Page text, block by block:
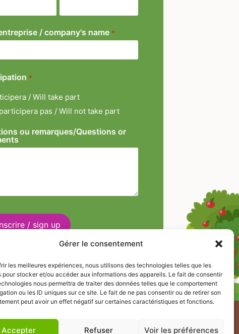
Gérer le consentement
les meilleures expériences, nous utilisons des technologies telles que les
pour stocker et/ou accéder aux informations des appareils. Le fait de consentir
nous permettra de traiter des données telles que le comportement
ou les ID uniques sur ce site. Le fait de ne pas consentir ou de retirer son
peut avoir un effet négatif sur certaines caractéristiques et fonctions.
Accepter Refuser Voir les préférences
/ company's name *
*
/ Will take part
pas / Will not take part
ou remarques/Questions or